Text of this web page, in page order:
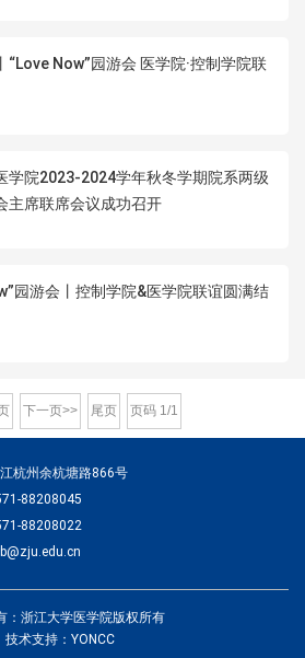
“Love Now”园游会 医学院·控制学院联
学院2023-2024学年秋冬学期院系两级
主席联席会议成功召开
园游会丨控制学院&医学院联谊圆满结
下一页>> 尾页 页码 1 /1
杭州余杭塘路866号
88208045
88208022
：浙江大学医学院版权所有
技术支持：YONCC